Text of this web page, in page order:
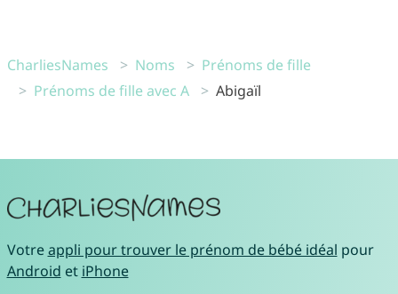
CharliesNames Noms
Prénoms de fille
Prénoms de fille avec A
Abigaïl
Votreappli pour trouver le prénom de bébé idéal pour
Android et iPhone